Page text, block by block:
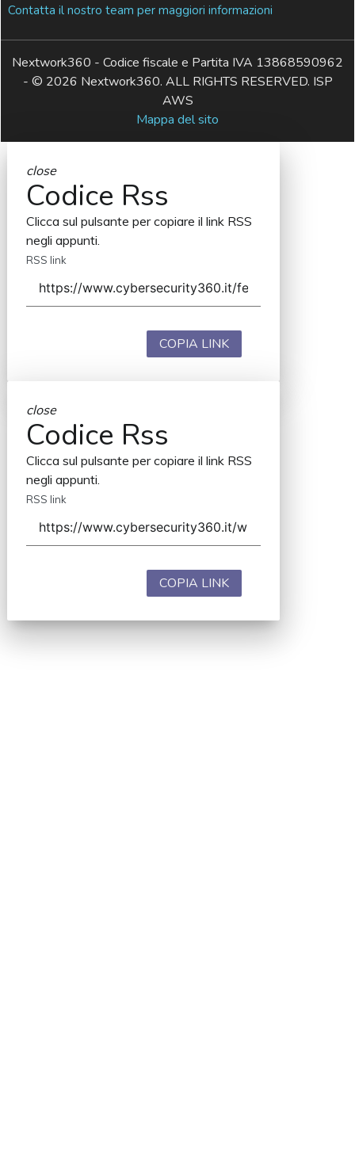
Contatta il nostro team per maggiori informazioni
Nextwork360 - Codice fiscale e Partita IVA 13868590962
- © 2026 Nextwork360. ALL RIGHTS RESERVED. ISP
AWS
Mappa del sito
close
Codice Rss
Clicca sul pulsante per copiare il link RSS
negli appunti.
RSS link
COPIA LINK
close
Codice Rss
Clicca sul pulsante per copiare il link RSS
negli appunti.
RSS link
COPIA LINK